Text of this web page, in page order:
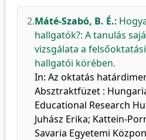
2.Máté-Szabó, B. É.:
hallgatók?: A tanulás
vizsgálata a
hallgatói körében.
In: Az oktatás
Absztraktfüzet :
Educational Research
Juhász Erika; Kattein-
Savaria Egyetemi